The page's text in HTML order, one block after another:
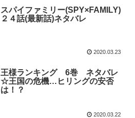
スパイファミリー(SPY×FAMILY)
２４話(最新話)ネタバレ
2020.03.23
王様ランキング 6巻 ネタバレ
☆王国の危機…ヒリングの安否
は！？
2020.03.22